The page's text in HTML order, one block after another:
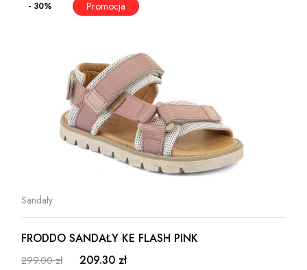
- 30%
Sandały
FRODDO SANDAŁY KE FLASH PINK
299.00 zł 209.30 zł